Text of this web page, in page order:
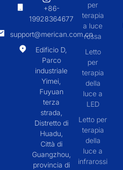
+86-
19928364677
support@merican.com.cn
Edificio D,
Parco
industriale
Yimei,
Fuyuan
terza
strada,
Distretto di
Huadu,
Città di
Guangzhou,
provincia di
per
terapia
a luce
rossa
Letto
per
terapia
della
luce a
LED
Letto per
terapia
della
luce a
infrarossi